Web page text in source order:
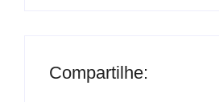
Compartilhe: